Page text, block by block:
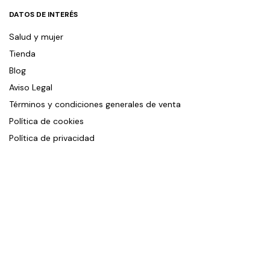
DATOS DE INTERÉS
Salud y mujer
Tienda
Blog
Aviso Legal
Términos y condiciones generales de venta
Política de cookies
Política de privacidad